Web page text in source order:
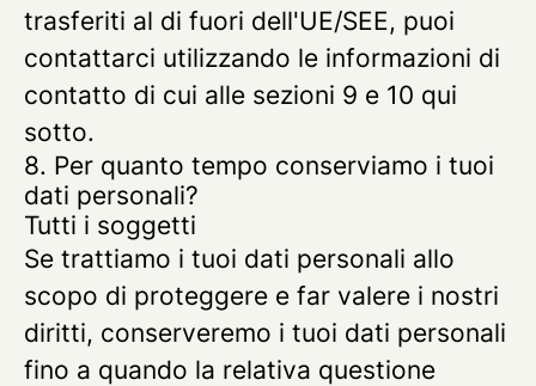
trasferiti al di fuori dell'UE/SEE, puoi
contattarci utilizzando le informazioni di
contatto di cui alle sezioni 9 e 10 qui
sotto.
8. Per quanto tempo conserviamo i tuoi
dati personali?
Tutti i soggetti
Se trattiamo i tuoi dati personali allo
scopo di proteggere e far valere i nostri
diritti, conserveremo i tuoi dati personali
fino a quando la relativa questione